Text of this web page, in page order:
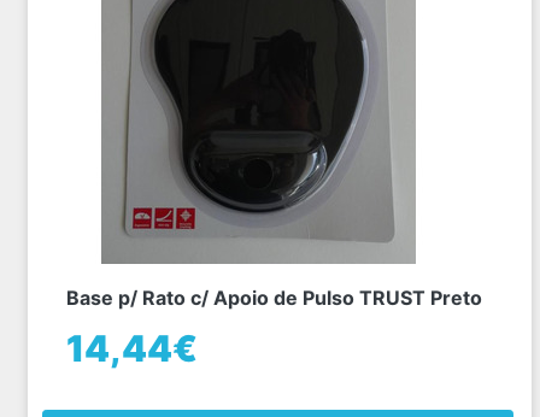
Base p/ Rato c/ Apoio de Pulso TRUST Preto
14,44€